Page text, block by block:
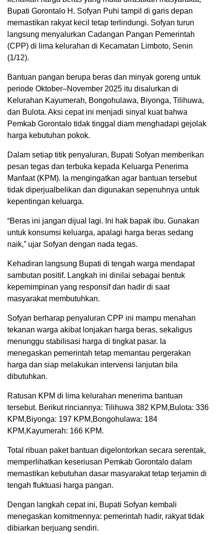
Bupati Gorontalo H. Sofyan Puhi tampil di garis depan
memastikan rakyat kecil tetap terlindungi. Sofyan turun
langsung menyalurkan Cadangan Pangan Pemerintah
(CPP) di lima kelurahan di Kecamatan Limboto, Senin
(1/12).
Bantuan pangan berupa beras dan minyak goreng untuk
periode Oktober–November 2025 itu disalurkan di
Kelurahan Kayumerah, Bongohulawa, Biyonga, Tilihuwa,
dan Bulota. Aksi cepat ini menjadi sinyal kuat bahwa
Pemkab Gorontalo tidak tinggal diam menghadapi gejolak
harga kebutuhan pokok.
Dalam setiap titik penyaluran, Bupati Sofyan memberikan
pesan tegas dan terbuka kepada Keluarga Penerima
Manfaat (KPM). Ia mengingatkan agar bantuan tersebut
tidak diperjualbelikan dan digunakan sepenuhnya untuk
kepentingan keluarga.
“Beras ini jangan dijual lagi. Ini hak bapak ibu. Gunakan
untuk konsumsi keluarga, apalagi harga beras sedang
naik,” ujar Sofyan dengan nada tegas.
Kehadiran langsung Bupati di tengah warga mendapat
sambutan positif. Langkah ini dinilai sebagai bentuk
kepemimpinan yang responsif dan hadir di saat
masyarakat membutuhkan.
Sofyan berharap penyaluran CPP ini mampu menahan
tekanan warga akibat lonjakan harga beras, sekaligus
menunggu stabilisasi harga di tingkat pasar. Ia
menegaskan pemerintah tetap memantau pergerakan
harga dan siap melakukan intervensi lanjutan bila
dibutuhkan.
Ratusan KPM di lima kelurahan menerima bantuan
tersebut. Berikut rinciannya: Tilihuwa 382 KPM,Bulota: 336
KPM,Biyonga: 197 KPM,Bongohulawa: 184
KPM,Kayumerah: 166 KPM.
Total ribuan paket bantuan digelontorkan secara serentak,
memperlihatkan keseriusan Pemkab Gorontalo dalam
memastikan kebutuhan dasar masyarakat tetap terjamin di
tengah fluktuasi harga pangan.
Dengan langkah cepat ini, Bupati Sofyan kembali
menegaskan komitmennya: pemerintah hadir, rakyat tidak
dibiarkan berjuang sendiri.